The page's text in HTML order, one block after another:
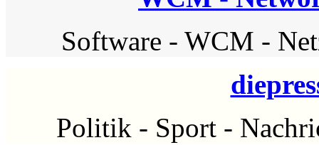
Software - WCM -
Politik - Sport-